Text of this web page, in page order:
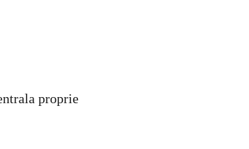
proprie